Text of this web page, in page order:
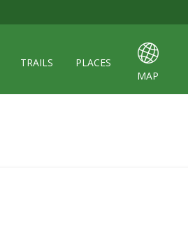
TRAILS
PLACES
MAP